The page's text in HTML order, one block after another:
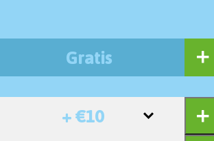
Gratis
+ €10